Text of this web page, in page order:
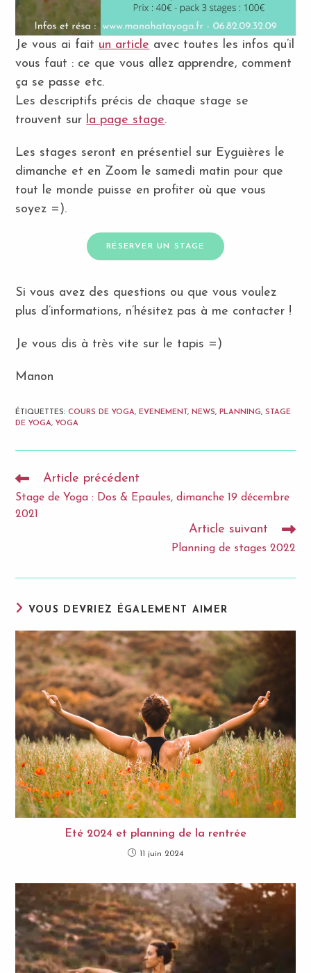
Je vous ai fait un article avec toutes les infos qu’il
vous faut : ce que vous allez apprendre, comment
ça se passe etc.
Les descriptifs précis de chaque stage se
trouvent sur la page stage.
Les stages seront en présentiel sur Eyguières le
dimanche et en Zoom le samedi matin pour que
tout le monde puisse en profiter où que vous
soyez =).
RÉSERVER UN STAGE
Si vous avez des questions ou que vous voulez
plus d’informations, n’hésitez pas à me contacter !
Je vous dis à très vite sur le tapis =)
Manon
ÉTIQUETTES:COURS DE YOGA, EVENEMENT, NEWS, PLANNING, STAGE
DE YOGA, YOGA
Read
more
articles
Article précédent
Stage de Yoga : Dos & Epaules, dimanche 19 décembre
2021
Article suivant
Planning de stages 2022
VOUS DEVRIEZ ÉGALEMENT AIMER
Eté 2024 et planning de la rentrée
11 juin 2024